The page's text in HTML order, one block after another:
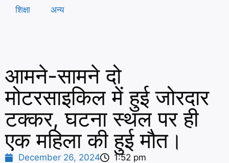
शिक्षा अन्य
आमने-सामने दो
मोटरसाइकिल में हुई जोरदार
टक्कर, घटना स्थल पर ही
एक महिला की हुई मौत।
December 26, 2024 1:52 pm